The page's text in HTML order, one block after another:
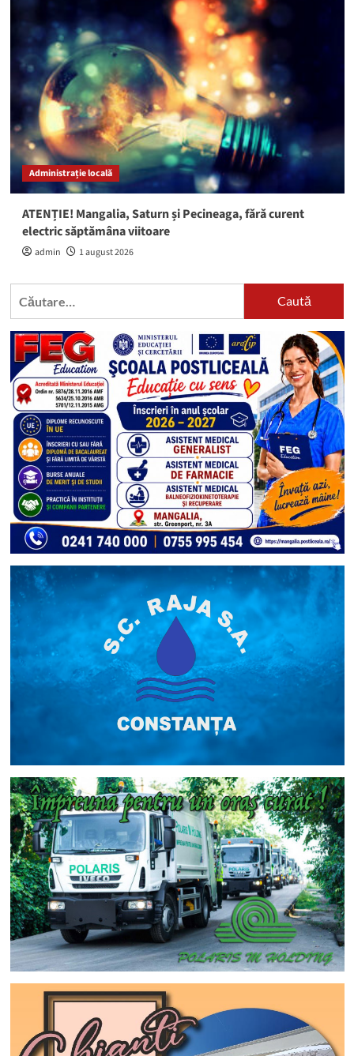
Administrație locală
ATENȚIE! Mangalia, Saturn și Pecineaga, fără curent
electric săptămâna viitoare
admin 1 august 2026
Caută